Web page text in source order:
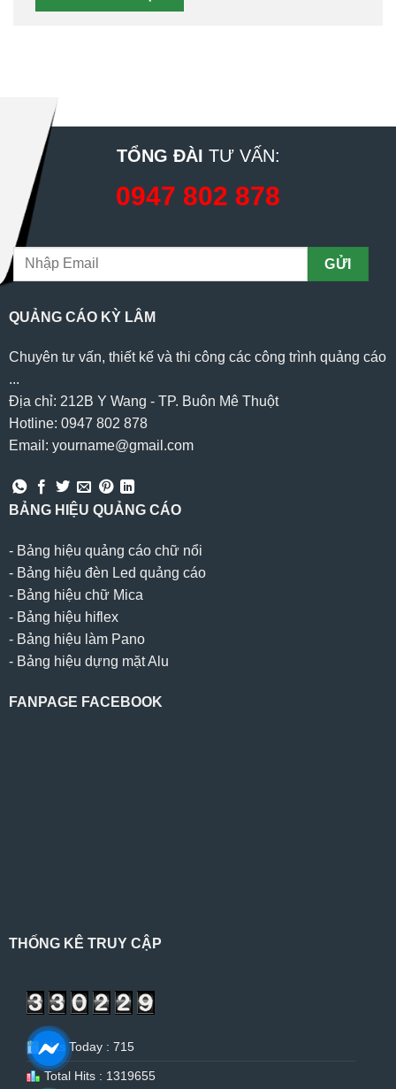
TỔNG ĐÀI TƯ VẤN:
0947 802 878
QUẢNG CÁO KỲ LÂM
Chuyên tư vấn, thiết kế và thi công các công trình quảng cáo
...
Địa chỉ: 212B Y Wang - TP. Buôn Mê Thuột
Hotline: 0947 802 878
Email: yourname@gmail.com
BẢNG HIỆU QUẢNG CÁO
- Bảng hiệu quảng cáo chữ nổi
- Bảng hiệu đèn Led quảng cáo
- Bảng hiệu chữ Mica
- Bảng hiệu hiflex
- Bảng hiệu làm Pano
- Bảng hiệu dựng mặt Alu
FANPAGE FACEBOOK
THỐNG KÊ TRUY CẬP
Hits Today : 715
Total Hits : 1319655